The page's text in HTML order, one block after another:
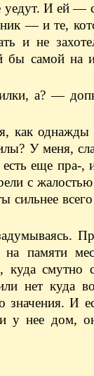
И ей —
— и те,
и не
бы самой на
а? —
как однажды
У меня,
еще пра-,
с
сильнее
памяти
куда смутно
нет куда
значения. И
у нее дом,